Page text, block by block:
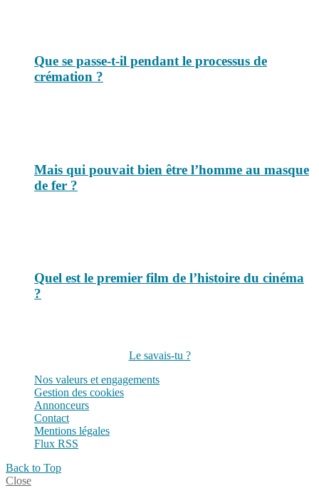
Que se passe-t-il pendant le processus de
crémation ?
Mais qui pouvait bien être l’homme au masque
de fer ?
Quel est le premier film de l’histoire du cinéma
?
Le savais-tu ?
Nos valeurs et engagements
Gestion des cookies
Annonceurs
Contact
Mentions légales
Flux RSS
Back to Top
Close